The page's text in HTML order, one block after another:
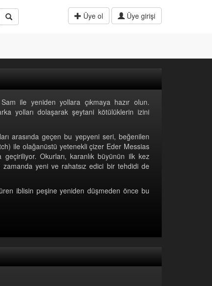
Üye ol Üye girişi
ile yeniden yollara çıkmaya hazır olun.
yolları dolaşarak şeytani kötülüklerin izini
arasında geçen bu yepyeni seri, beğenilen
ile olağanüstü yetenekli çizer Eder Messias
geçiriliyor. Okurları, karanlık büyünün ilk kez
zamanda yeni ve rahatsız edici bir tehdidi de
iblisin peşine yeniden düşmeden önce bu